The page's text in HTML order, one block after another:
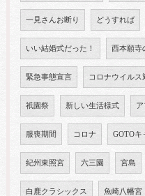
一見さんお断り どうすれば
いい結婚式だった！ 西本願寺
緊急事態宣言 コロナウイルス
祇園祭 新しい生活様式
服喪期間 コロナ GOTOキ
紀州東照宮 六三園 宮島
白鹿クラシックス 魚崎八幡宮